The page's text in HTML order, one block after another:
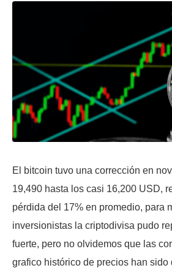
El bitcoin tuvo una corrección en
19,490 hasta los casi 16,200 USD,
pérdida del 17% en promedio, para
inversionistas la criptodivisa pudo
fuerte, pero no olvidemos que las
grafico histórico de precios han sido